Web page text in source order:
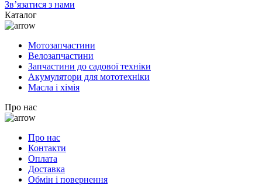
Зв’язатися з нами
Каталог
Мотозапчастини
Велозапчастини
Запчастини до садової техніки
Акумулятори для мототехніки
Масла і хімія
Про нас
Про нас
Контакти
Оплата
Доставка
Обмін і повернення